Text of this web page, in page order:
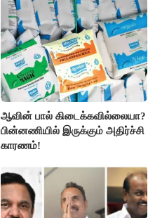
வெட்டி சாய்ப்பு..!
ஆவின் பால் கிடைக்கவில்லையா?
பின்னணியில் இருக்கும் அதிர்ச்சி
காரணம்!